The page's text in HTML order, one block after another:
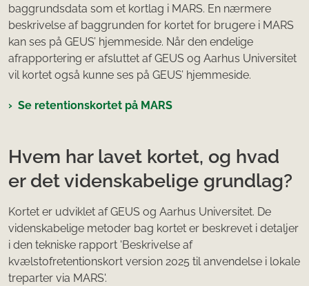
baggrundsdata som et kortlag i MARS. En nærmere
beskrivelse af baggrunden for kortet for brugere i MARS
kan ses på GEUS’ hjemmeside. Når den endelige
afrapportering er afsluttet af GEUS og Aarhus Universitet
vil kortet også kunne ses på GEUS’ hjemmeside.
Se retentionskortet på MARS
Hvem har lavet kortet, og hvad
er det videnskabelige grundlag?
Kortet er udviklet af GEUS og Aarhus Universitet. De
videnskabelige metoder bag kortet er beskrevet i detaljer
i den tekniske rapport 'Beskrivelse af
kvælstofretentionskort version 2025 til anvendelse i lokale
treparter via MARS'.